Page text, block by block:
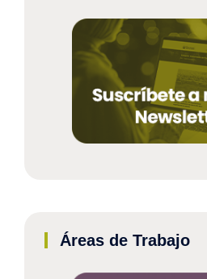
Áreas de Trabajo